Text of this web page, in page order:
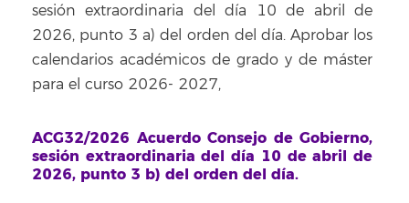
sesión extraordinaria del día 10 de abril de
2026, punto 3 a) del orden del día. Aprobar los
calendarios académicos de grado y de máster
para el curso 2026- 2027,
ACG32/2026 Acuerdo Consejo de Gobierno,
sesión extraordinaria del día 10 de abril de
2026, punto 3 b) del orden del día.